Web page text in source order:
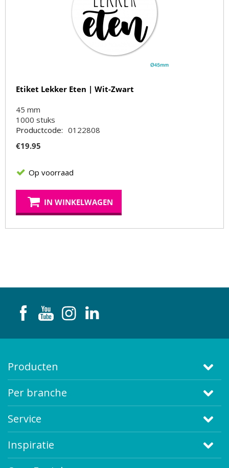
Etiket Lekker Eten | Wit-Zwart
45 mm
1000 stuks
Productcode: 0122808
€19.95
Op voorraad
IN WINKELWAGEN
Producten
Per branche
Service
Inspiratie